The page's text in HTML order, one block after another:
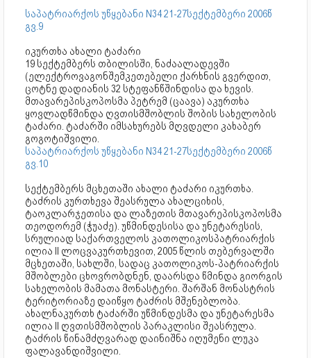
საპატრიარქოს უწყებანი N34 21-27სექტემბერი 2006წ
გვ.9
იკურთხა ახალი ტაძარი
19 სექტემბერს თბილისში, ნაძაალადევში
(ელექტროვაგონშემკეთებელი ქარხნის გვერდით,
ცოტნე დადიანის 32 სტეფანწშინდისა და ხევის.
მთავარეპისკოპოსმა პეტრემ (ცაავა) აკურთხა
ყოვლადწმინდა ღვთისმშობლის შობის სახელობის
ტაძარი. ტაძარში იმსახურებს მღვდელი კახაბერ
გოგოტიშვილი.
საპატრიარქოს უწყებანი N34 21-27სექტემბერი 2006წ
გვ.10
სექტემბერს მცხეთაში ახალი ტაძარი იკურთხა.
ტაძრის კურთხევა შეასრულა ახალციხის,
ტაოკლარჯეთისა და ლაზეთის მთავარეპისკოპოსმა
თეოდორემ (ჭუაძე). უწმინდესისა და უნეტარესის,
სრულიად საქართველოს კათოლიკოსპატრიარქის
ილია II ლოცვაკურთხევით, 2005 წლის თებერვალში
მცხეთაში, სახლში, სადაც კათოლიკოს-პატრიარქის
მშობლები ცხოვრობდნენ, დაარსდა წმინდა გიორგის
სახელობის მამათა მონასტერი. შარშან მონასტრის
ტერიტორიაზე დაიწყო ტაძრის მშენებლობა.
ახალნაკურთხ ტაძარში უწმინდესმა და უნეტარესმა
ილია II ღვთისმშობლის პარაკლისი შეასრულა.
ტაძრის წინამძღვარად დაინიშნა იღუმენი ლუკა
ფალავანდიშვილი.